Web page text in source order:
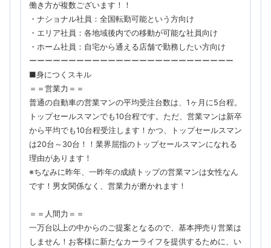
働き方が複数ございます！！
・ナショナル社員：全国転勤可能という方向け
・エリア社員：各地域後内での移動が可能な社員向け
・ホーム社員：自宅から通える店舗で勤務したい方向け
ーーーーーーーーーーーーーーーーーーーーーーーーーー
■身につくスキル
＝＝営業力＝＝
普通の自動車の営業マンの平均受注台数は、1ヶ月に5台程。
トップセールスマンでも10台程です。ただ、営業マンは新卒
から平均でも10台程受注します！かつ、トップセールスマン
は20台～30台！！業界屈指のトップセールスマンになれる
理由があります！
※ちなみに昨年、一昨年の成績トップの営業マンは女性なん
です！男女関係なく、営業力が磨かれます！
＝＝人間力＝＝
一万台以上の中からのご提案となるので、基本押売り営業は
しません！お客様に新たなカーライフを提供するために、い